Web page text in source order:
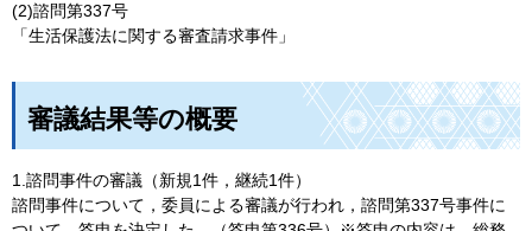
(2)諮問第337号
「生活保護法に関する審査請求事件」
審議結果等の概要
1.諮問事件の審議（新規1件，継続1件）
諮問事件について，委員による審議が行われ，諮問第337号事件に